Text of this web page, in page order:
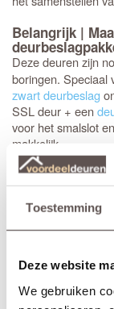
Toestemming
Deze website
We gebruiken
Belangrijk |
Deze deuren zijn
boringen. Speciaal
zwart deurbeslag
SSL deur + een
voor het smalslot
makkelijk.
Let op! Standaard
deze smalle
afhangen met
maar zwarte
zwarte scharnieren
ronde hoeken.